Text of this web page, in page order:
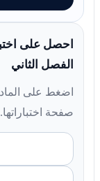
احصل على
الفصل الثاني
اضغط على
صفحة اختباراتها.